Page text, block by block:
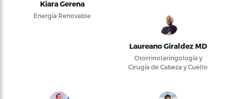
Kiara Gerena
Energía Renovable
Laureano Giraldez MD
Otorrinolaringología y
Cirugía de Cabeza y Cuello